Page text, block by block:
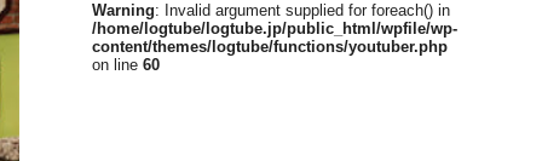
Warning: Invalid argument supplied for foreach() in
/home/logtube/logtube.jp/public_html/wpfile/wp-
content/themes/logtube/functions/youtuber.php
on line 60